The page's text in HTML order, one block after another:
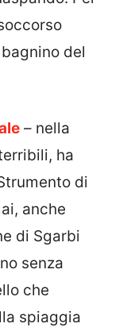
del
– nella
ha
di
anche
di Sgarbi
senza
che
spiaggia